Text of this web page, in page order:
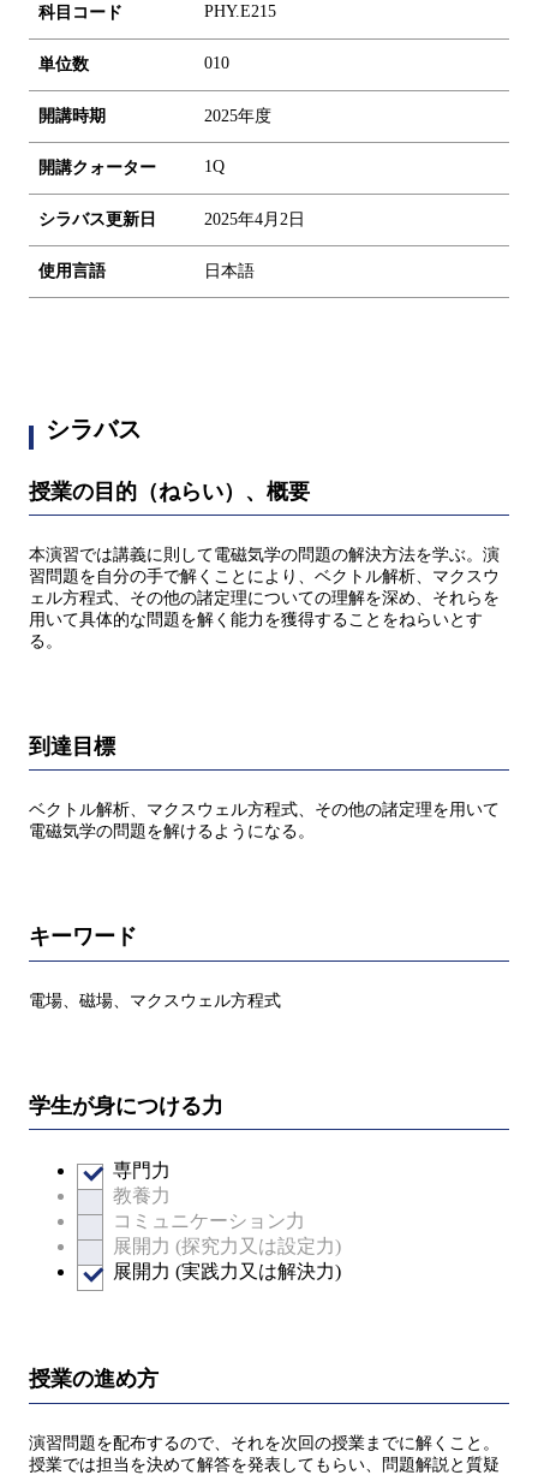
科目コード PHY.E215
単位数 010
開講時期 2025年度
開講クォーター 1Q
シラバス更新日 2025年4月2日
使用言語 日本語
シラバス
授業の目的（ねらい）、概要
本演習では講義に則して電磁気学の問題の解決方法を学ぶ。演
習問題を自分の手で解くことにより、ベクトル解析、マクスウ
ェル方程式、その他の諸定理についての理解を深め、それらを
用いて具体的な問題を解く能力を獲得することをねらいとす
る。
到達目標
ベクトル解析、マクスウェル方程式、その他の諸定理を用いて
電磁気学の問題を解けるようになる。
キーワード
電場、磁場、マクスウェル方程式
学生が身につける力
専門力
教養力
コミュニケーション力
展開力 (探究力又は設定力)
展開力 (実践力又は解決力)
授業の進め方
演習問題を配布するので、それを次回の授業までに解くこと。
授業では担当を決めて解答を発表してもらい、問題解説と質疑